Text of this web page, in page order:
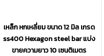
เหล็ก หกเหลี่ยม ขนาด 12 มิล เกรด
ss400 Hexagon steel bar แบ่ง
ขายความยาว 10 เซนติเมตร